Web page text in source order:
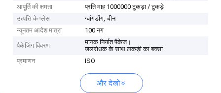
आपूर्ति की क्षमता
प्रति माह 1000000 टुकड़ा / टुकड़े
उत्पत्ति के प्लेस
ग्वांगडोंग, चीन
न्यूनतम आदेश मात्रा
100 नग
पैकेजिंग विवरण
मानक निर्यात पैकेज।
जलरोधक के साथ लकड़ी का बक्सा
प्रमाणन
ISO
और देखो